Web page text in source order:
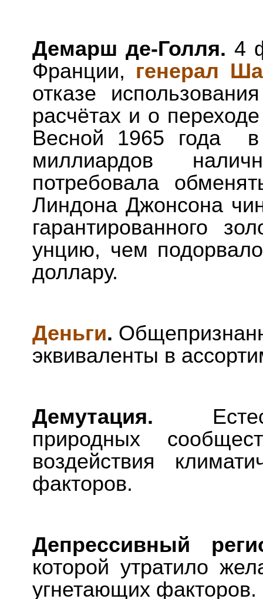
Демарш де-Голля. 4
Франции, генерал
отказе
расчётах и о
Весной 1965 года
миллиардов
потребовала
Линдона Джонсона
гарантированного
унцию, чем
доллару.
Деньги.
эквиваленты в
Демутация.
природных
воздействия
факторов.
Депрессивный
которой утратило
угнетающих факторов.